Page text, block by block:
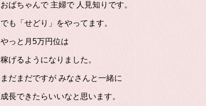
おばちゃんで 主婦で 人見知りです。
でも「せどり」をやってます。
やっと月5万円位は
稼げるようになりました。
まだまだですが みなさんと一緒に
成長できたらいいなと思います。